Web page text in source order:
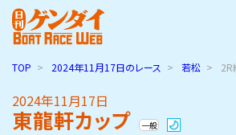
TOP 2024年11月17日のレース 若松 2R
2024年11月17日
東龍軒カップ 一般